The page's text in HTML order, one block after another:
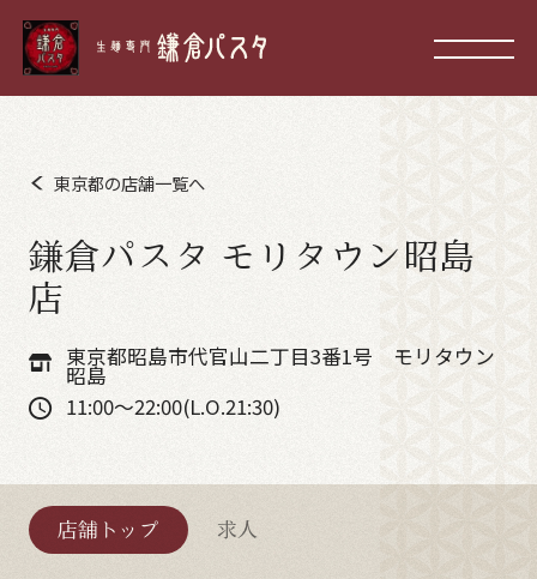
東京都の店舗一覧へ
鎌倉パスタ モリタウン昭島
店
東京都昭島市代官山二丁目3番1号 モリタウン
昭島
11:00～22:00(L.O.21:30)
店舗トップ 求人